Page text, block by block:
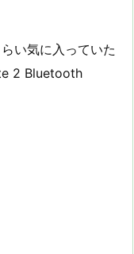
い気に入っていた
2 Bluetooth